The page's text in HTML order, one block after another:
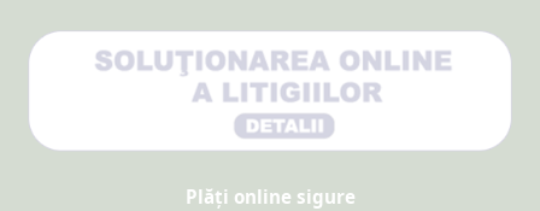
Plăți online sigure